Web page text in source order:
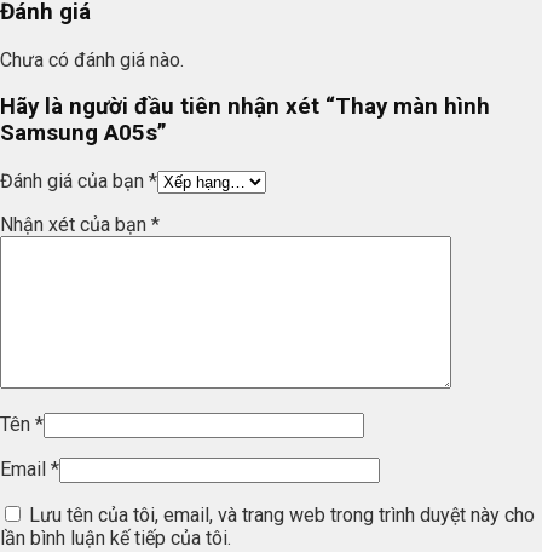
Đánh giá
Chưa có đánh giá nào.
Hãy là người đầu tiên nhận xét “Thay màn hình
Samsung A05s”
Đánh giá của bạn *
Nhận xét của bạn *
Tên *
Email *
Lưu tên của tôi, email, và trang web trong trình duyệt này cho
lần bình luận kế tiếp của tôi.